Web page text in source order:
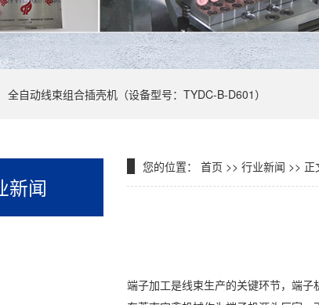
全自动线束组合插壳机（设备型号：TYDC-B-D601）
新闻
您的位置： 首页 >> 行业新闻 >> 正
端子加工是线束生产的关键环节，端子